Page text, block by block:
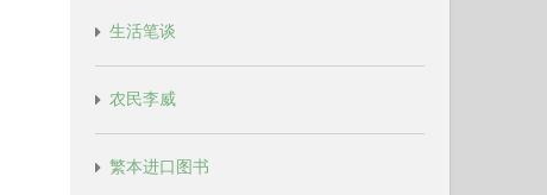
生活笔谈
农民李威
繁本进口图书